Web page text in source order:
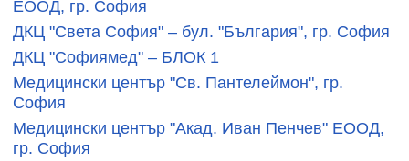
ЕООД, гр. София
ДКЦ "Света София" – бул. "България", гр. София
ДКЦ "Софиямед" – БЛОК 1
Медицински център "Св. Пантелеймон", гр.
София
Медицински център "Акад. Иван Пенчев" ЕООД,
гр. София